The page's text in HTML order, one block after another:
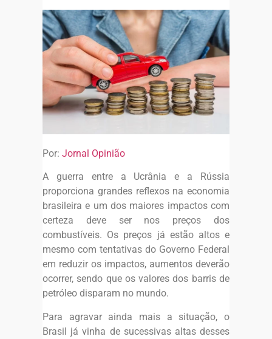
Por: Jornal Opinião
A guerra entre a Ucrânia e a Rússia
proporciona grandes reflexos na economia
brasileira e um dos maiores impactos com
certeza deve ser nos preços dos
combustíveis. Os preços já estão altos e
mesmo com tentativas do Governo Federal
em reduzir os impactos, aumentos deverão
ocorrer, sendo que os valores dos barris de
petróleo disparam no mundo.
Para agravar ainda mais a situação, o
Brasil já vinha de sucessivas altas desses